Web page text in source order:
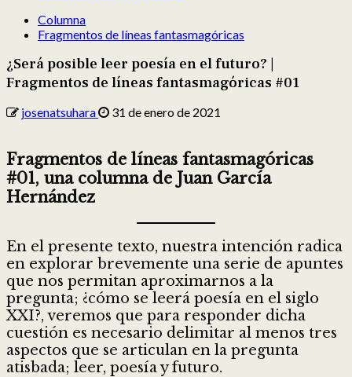
Columna
Fragmentos de líneas fantasmagóricas
¿Será posible leer poesía en el futuro? |
Fragmentos de líneas fantasmagóricas #01
josenatsuhara 31 de enero de 2021
Fragmentos de líneas fantasmagóricas
#01, una columna de Juan García
Hernández
En el presente texto, nuestra intención radica
en explorar brevemente una serie de apuntes
que nos permitan aproximarnos a la
pregunta; ¿cómo se leerá poesía en el siglo
XXI?, veremos que para responder dicha
cuestión es necesario delimitar al menos tres
aspectos que se articulan en la pregunta
atisbada; leer, poesía y futuro.